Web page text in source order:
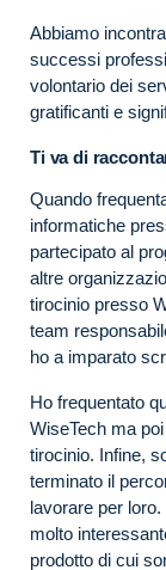
Abbiamo
successi
volontario dei
gratificanti e
Ti va di
Quando
informatiche
partecipato al
altre
tirocinio presso
team
ho a imparato
Ho frequentato
WiseTech ma
tirocinio. Infine,
terminato il
lavorare per
molto
prodotto di cui